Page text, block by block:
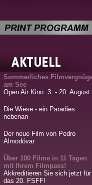
Sommerliches
am See
Open Air Kino: 3. - 20. August
Die Wiese - ein Paradies
nebenan
Der neue Film von Pedro
Almodóvar
Über 100 Filme in 11 Tagen
mit Ihrem Filmpass!
Akkreditieren Sie sich jetzt für
das 20. FSFF!